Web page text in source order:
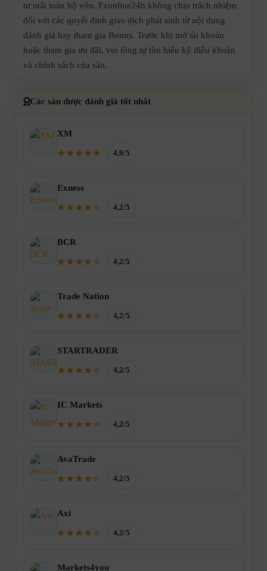
tư mất toàn bộ vốn. Fxonline24h không chịu trách nhiệm
đối với các quyết định giao dịch phát sinh từ nội dung
đánh giá hay tham gia Bonus. Trước khi mở tài khoản
hoặc tham gia ưu đãi, vui lòng tự tìm hiểu kỹ điều khoản
và chính sách của sàn.
Các sàn được đánh giá tốt nhất
XM
4,9/5
Exness
4,2/5
BCR
4,2/5
Trade Nation
4,2/5
STARTRADER
4,2/5
IC Markets
4,2/5
AvaTrade
4,2/5
Axi
4,2/5
Markets4you